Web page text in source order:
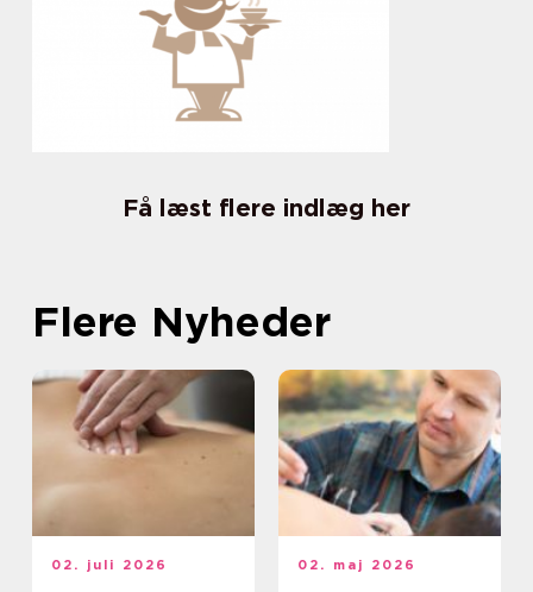
Få læst flere indlæg her
Flere Nyheder
02. juli 2026 02. maj 2026